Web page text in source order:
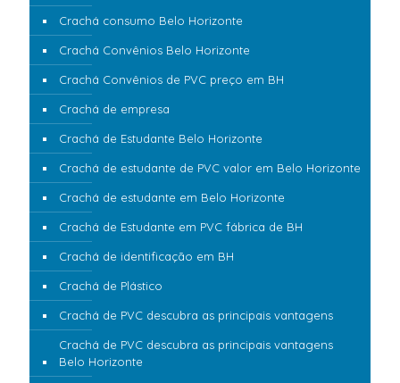
Crachá consumo Belo Horizonte
Crachá Convênios Belo Horizonte
Crachá Convênios de PVC preço em BH
Crachá de empresa
Crachá de Estudante Belo Horizonte
Crachá de estudante de PVC valor em Belo Horizonte
Crachá de estudante em Belo Horizonte
Crachá de Estudante em PVC fábrica de BH
Crachá de identificação em BH
Crachá de Plástico
Crachá de PVC descubra as principais vantagens
Crachá de PVC descubra as principais vantagens
Belo Horizonte